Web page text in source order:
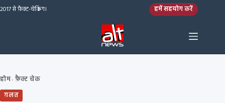
Skip to content
2017 से फ़ैक्ट-चेकिंग। हमें सहयोग करें
होम› फ़ैक्ट चेक
ग़लत